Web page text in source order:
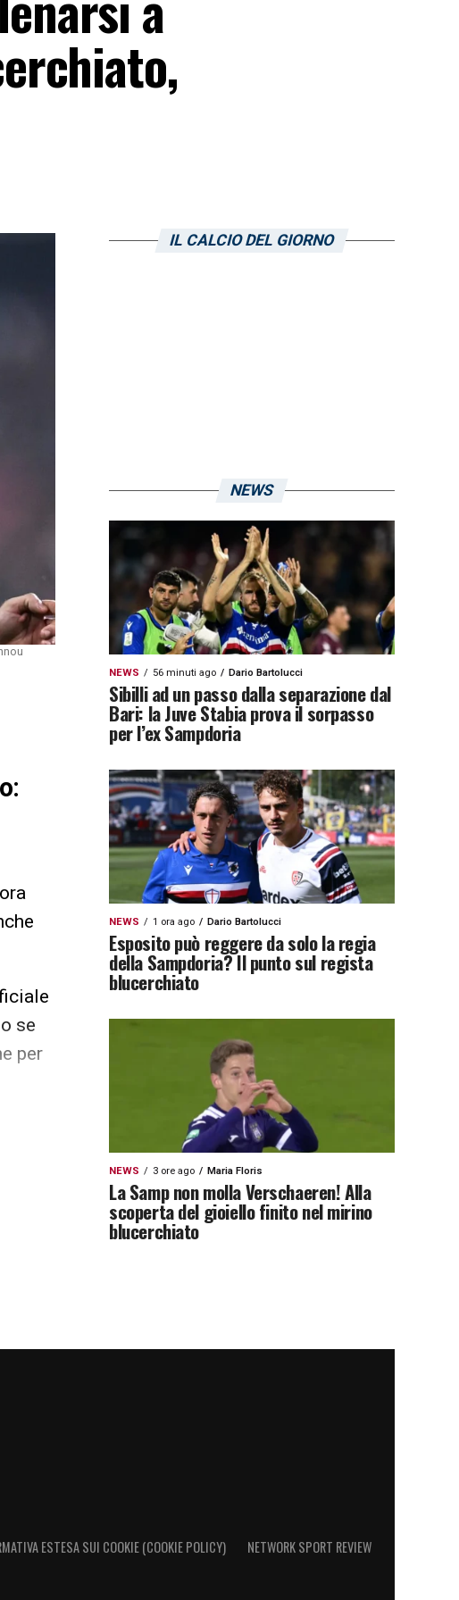
se
per
IL CALCIO DEL GIORNO
NEWS
NEWS 56 minuti ago Dario Bartolucci
Sibilli ad un passo dalla separazione dal
Bari: la Juve Stabia prova il sorpasso
per l’ex Sampdoria
NEWS 1 ora ago Dario Bartolucci
Esposito può reggere da solo la regia
della Sampdoria? Il punto sul regista
blucerchiato
NEWS 3 ore ago Maria Floris
La Samp non molla Verschaeren! Alla
scoperta del gioiello finito nel mirino
blucerchiato
ESTESA SUI COOKIE (COOKIE POLICY) NETWORK SPORT REVIEW